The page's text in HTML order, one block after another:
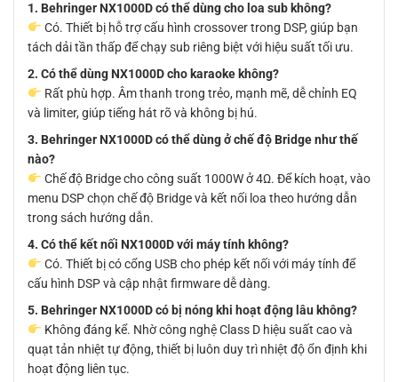
1. Behringer NX1000D có thể dùng cho loa sub không?
Có. Thiết bị hỗ trợ cấu hình crossover trong DSP, giúp bạn
tách dải tần thấp để chạy sub riêng biệt với hiệu suất tối ưu.
2. Có thể dùng NX1000D cho karaoke không?
Rất phù hợp. Âm thanh trong trẻo, mạnh mẽ, dễ chỉnh EQ
và limiter, giúp tiếng hát rõ và không bị hú.
3. Behringer NX1000D có thể dùng ở chế độ Bridge như thế
nào?
Chế độ Bridge cho công suất 1000W ở 4Ω. Để kích hoạt, vào
menu DSP chọn chế độ Bridge và kết nối loa theo hướng dẫn
trong sách hướng dẫn.
4. Có thể kết nối NX1000D với máy tính không?
Có. Thiết bị có cổng USB cho phép kết nối với máy tính để
cấu hình DSP và cập nhật firmware dễ dàng.
5. Behringer NX1000D có bị nóng khi hoạt động lâu không?
Không đáng kể. Nhờ công nghệ Class D hiệu suất cao và
quạt tản nhiệt tự động, thiết bị luôn duy trì nhiệt độ ổn định khi
hoạt động liên tục.